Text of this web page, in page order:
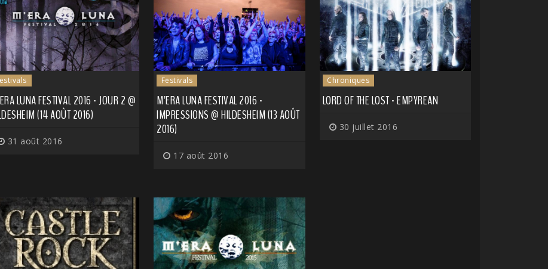
LUNA FESTIVAL 2016 - JOUR 2 @
(14 AOÛT 2016)
31 août 2016
Festivals
M'ERA LUNA FESTIVAL 2016 -
IMPRESSIONS @ HILDESHEIM (13 AOÛT
2016)
17 août 2016
Chroniques
LORD OF THE LOST - EMPYREAN
30 juillet 2016